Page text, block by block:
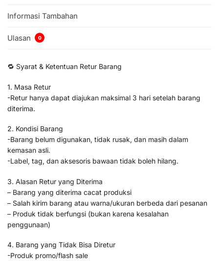
Informasi Tambahan
Ulasan 0
🔁 Syarat & Ketentuan Retur Barang
1. Masa Retur
-Retur hanya dapat diajukan maksimal 3 hari setelah barang
diterima.
2. Kondisi Barang
-Barang belum digunakan, tidak rusak, dan masih dalam
kemasan asli.
-Label, tag, dan aksesoris bawaan tidak boleh hilang.
3. Alasan Retur yang Diterima
– Barang yang diterima cacat produksi
– Salah kirim barang atau warna/ukuran berbeda dari pesanan
– Produk tidak berfungsi (bukan karena kesalahan
penggunaan)
4. Barang yang Tidak Bisa Diretur
-Produk promo/flash sale